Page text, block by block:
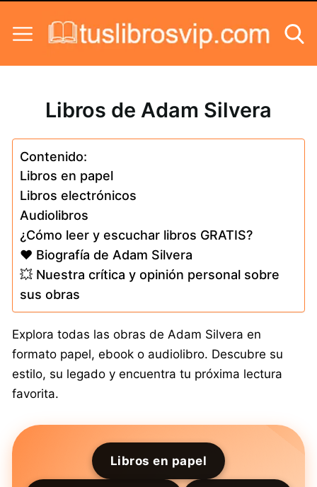
Libros de Adam Silvera
Contenido:
Libros en papel
Libros electrónicos
Audiolibros
¿Cómo leer y escuchar libros GRATIS?
❤️ Biografía de Adam Silvera
💥 Nuestra crítica y opinión personal sobre
sus obras
Explora todas las obras de Adam Silvera en
formato papel, ebook o audiolibro. Descubre su
estilo, su legado y encuentra tu próxima lectura
favorita.
Libros en papel